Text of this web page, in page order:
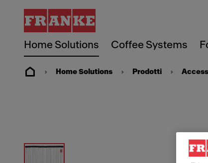
Home Solutions Coffee Systems
Home Solutions Prodotti